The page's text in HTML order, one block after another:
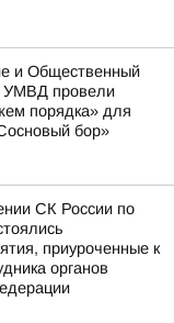
и Общественный
УМВД провели
порядка» для
бор»
СК России по
приуроченные к
органов